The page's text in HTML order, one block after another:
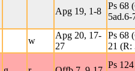
Apg 19, 1-8
Ps 68
5ad.6-
w
Apg 20, 17-
27
Ps 68
21 (R:
Ps